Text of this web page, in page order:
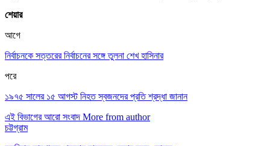
শেয়ার
আগে
নির্বাচনকে সত্তরের নির্বাচনের সঙ্গে তুলনা শেখ হাসিনার
পরে
১৯৭৫ সালের ১৫ আগস্ট নিহত স্বজনদের প্রতি শ্রদ্ধা জানান
এই বিভাগের আরো সংবাদ More from author
চট্টগ্রাম